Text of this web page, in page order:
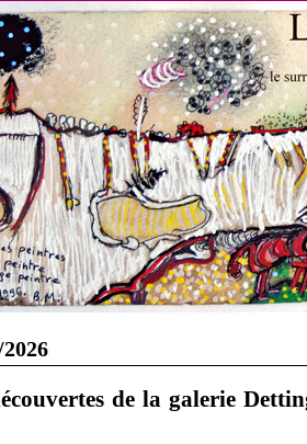
de la galerie